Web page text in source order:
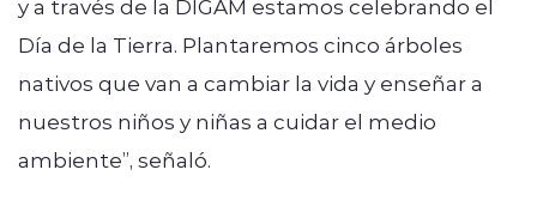
y a través de la DIGAM estamos celebrando el
Día de la Tierra. Plantaremos cinco árboles
nativos que van a cambiar la vida y enseñar a
nuestros niños y niñas a cuidar el medio
ambiente”, señaló.